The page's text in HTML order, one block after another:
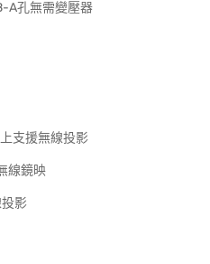
A孔無需變壓器
支援無線投影
線鏡映
影